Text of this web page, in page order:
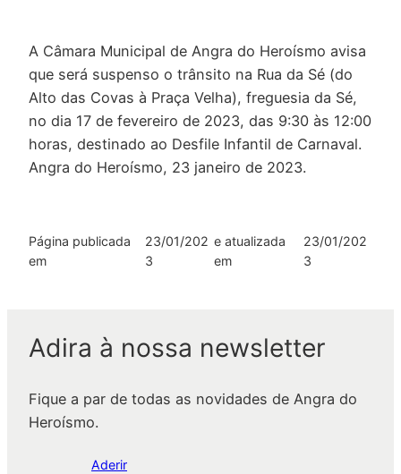
A Câmara Municipal de Angra do Heroísmo avisa
que será suspenso o trânsito na Rua da Sé (do
Alto das Covas à Praça Velha), freguesia da Sé,
no dia 17 de fevereiro de 2023, das 9:30 às 12:00
horas, destinado ao Desfile Infantil de Carnaval.
Angra do Heroísmo, 23 janeiro de 2023.
Página publicada
em
23/01/202
3
e atualizada
em
23/01/202
3
Adira à nossa newsletter
Fique a par de todas as novidades de Angra do
Heroísmo.
Aderir